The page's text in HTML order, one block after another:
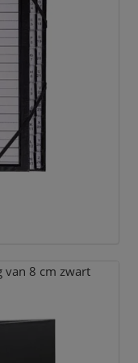
van 8 cm zwart